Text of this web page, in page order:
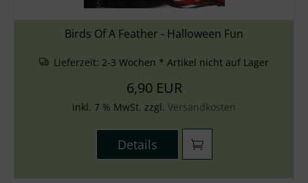
Birds Of A Feather - Halloween Fun
Lieferzeit: 2-3 Wochen * Artikel nicht auf Lager
6,90 EUR
inkl. 7 % MwSt. zzgl. Versandkosten
Details